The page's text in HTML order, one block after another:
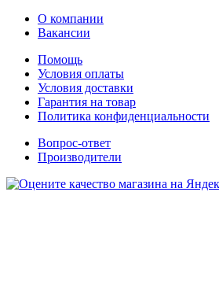
О компании
Вакансии
Помощь
Условия оплаты
Условия доставки
Гарантия на товар
Политика конфиденциальности
Вопрос-ответ
Производители